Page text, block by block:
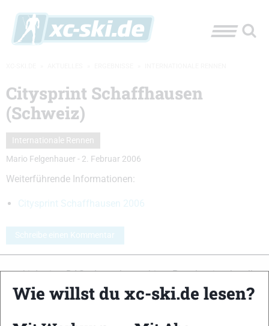
Citysprint Schaffhausen
(Schweiz)
Internationale Rennen
Mario Felgenhauer - 2. Februar 2006
Weiterführende Informationen:
Citysprint Schaffhausen 2006
Schreibe einen Kommentar
xc-ski.de ist DAS deutschsprachige Portal mit aktuellen
News aus dem Skilanglauf, Biathlon und der Nordischen
Kombination, einer Loipendatenbank,Langlauf-Community
Wie willst du xc-ski.de lesen?